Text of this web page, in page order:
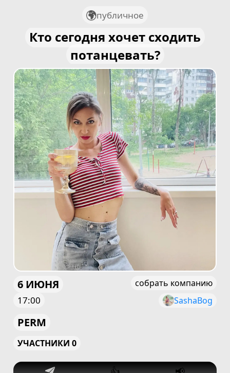
публичное
Кто сегодня хочет сходить
потанцевать?
6 ИЮНЯ
17:00
собрать компанию
SashaBog
PERM
УЧАСТНИКИ 0